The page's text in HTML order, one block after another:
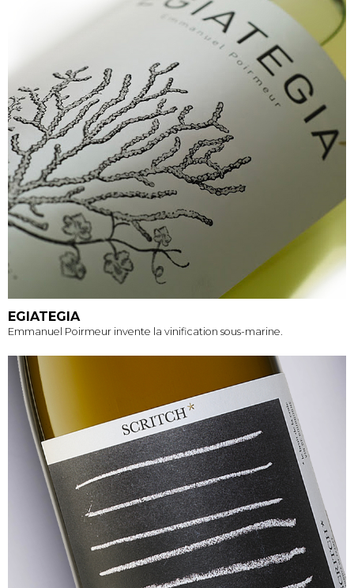
EGIATEGIA
Emmanuel Poirmeur invente la vinification sous-marine.